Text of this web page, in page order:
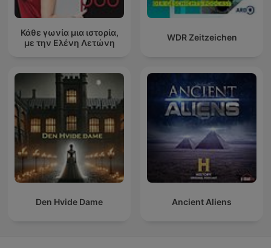
Κάθε γωνία μια ιστορία,
με την Ελένη Λετώνη
WDR Zeitzeichen
Den Hvide Dame Ancient Aliens